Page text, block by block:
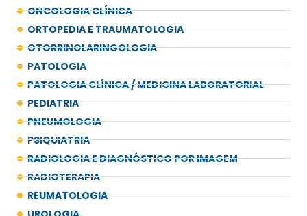
ONCOLOGIA CLÍNICA
ORTOPEDIA E TRAUMATOLOGIA
OTORRINOLARINGOLOGIA
PATOLOGIA
PATOLOGIA CLÍNICA / MEDICINA LABORATORIAL
PEDIATRIA
PNEUMOLOGIA
PSIQUIATRIA
RADIOLOGIA E DIAGNÓSTICO POR IMAGEM
RADIOTERAPIA
REUMATOLOGIA